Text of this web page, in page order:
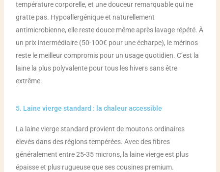
température corporelle, et une douceur remarquable qui ne
gratte pas. Hypoallergénique et naturellement
antimicrobienne, elle reste douce même après lavage répété. À
un prix intermédiaire (50-100€ pour une écharpe), le mérinos
reste le meilleur compromis pour un usage quotidien. C’est la
laine la plus polyvalente pour tous les hivers sans être
extrême.
5. Laine vierge standard : la chaleur accessible
La laine vierge standard provient de moutons ordinaires
élevés dans des régions tempérées. Avec des fibres
généralement entre 25-35 microns, la laine vierge est plus
épaisse et plus rugueuse que ses cousines premium.